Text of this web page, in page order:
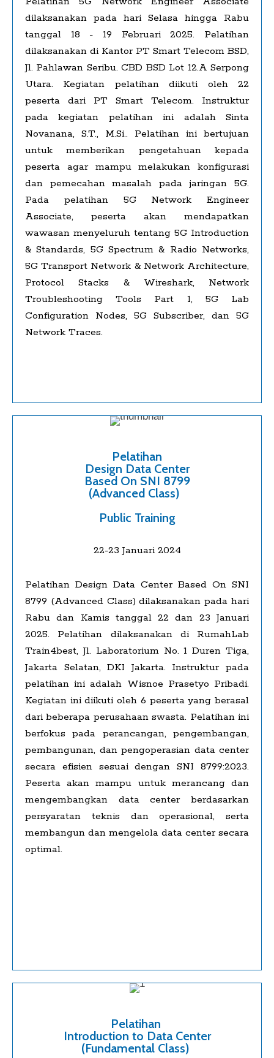
dilaksanakan pada hari Selasa hingga Rabu
tanggal 18 - 19 Februari 2025. Pelatihan
dilaksanakan di Kantor PT Smart Telecom BSD,
Jl. Pahlawan Seribu. CBD BSD Lot 12.A Serpong
Utara. Kegiatan pelatihan diikuti oleh 22
peserta dari PT Smart Telecom. Instruktur
pada kegiatan pelatihan ini adalah Sinta
Novanana, S.T., M.Si.. Pelatihan ini bertujuan
untuk memberikan pengetahuan kepada
peserta agar mampu melakukan konfigurasi
dan pemecahan masalah pada jaringan 5G.
Pada pelatihan 5G Network Engineer
Associate, peserta akan mendapatkan
wawasan menyeluruh tentang 5G Introduction
& Standards, 5G Spectrum & Radio Networks,
5G Transport Network & Network Architecture,
Protocol Stacks & Wireshark, Network
Troubleshooting Tools Part 1, 5G Lab
Configuration Nodes, 5G Subscriber, dan 5G
Network Traces.
Pelatihan
Design Data Center
Based On SNI 8799
(Advanced Class)
Public Training
22-23 Januari 2024
Pelatihan Design Data Center Based On SNI
8799 (Advanced Class) dilaksanakan pada hari
Rabu dan Kamis tanggal 22 dan 23 Januari
2025. Pelatihan dilaksanakan di RumahLab
Train4best, Jl. Laboratorium No. 1 Duren Tiga,
Jakarta Selatan, DKI Jakarta. Instruktur pada
pelatihan ini adalah Wisnoe Prasetyo Pribadi.
Kegiatan ini diikuti oleh 6 peserta yang berasal
dari beberapa perusahaan swasta. Pelatihan ini
berfokus pada perancangan, pengembangan,
pembangunan, dan pengoperasian data center
secara efisien sesuai dengan SNI 8799:2023.
Peserta akan mampu untuk merancang dan
mengembangkan data center berdasarkan
persyaratan teknis dan operasional, serta
membangun dan mengelola data center secara
optimal.
Pelatihan
Introduction to Data Center
(Fundamental Class)